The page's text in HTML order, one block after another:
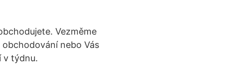
Vezměme
obchodování nebo Vás
v týdnu.